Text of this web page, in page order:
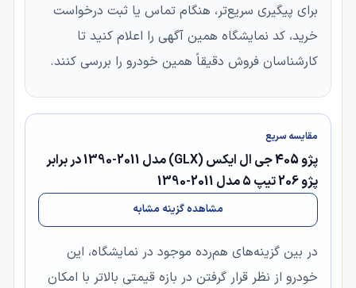
برای پیگیری سریع‌تر، هنگام تماس یا ثبت درخواست
خرید، کد نمایشگاه همین آگهی را اعلام کنید تا
کارشناسان فروش دقیقاً همین خودرو را بررسی کنند.
مقایسه سریع
پژو 405 جی ال ایکس (GLX) مدل 2011-1390 در برابر
پژو 206 تیپ ۵ مدل 2011-1390
مشاهده گزینه مشابه
در بین گزینه‌های هم‌رده موجود در نمایشگاه، این
خودرو از نظر قرار گرفتن در بازه قیمتی بالاتر با امکان